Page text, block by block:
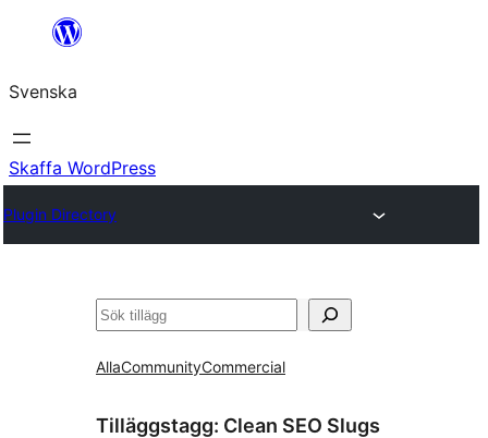
Hoppa
innehåll
Svenska
Skaffa WordPress
Plugin Directory
Sök
AllaCommunityCommercial
Tilläggstagg: Clean SEO Slugs